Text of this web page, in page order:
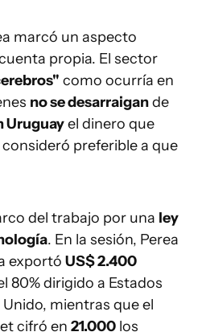
marcó un aspecto
propia. El sector
como ocurría en
no se desarraigande
Uruguayel dinero que
preferible a que
del trabajo por una ley
. En la sesión, Perea
exportó US$ 2.400
80% dirigido a Estados
Unido, mientras que el
cifró en 21.000 los